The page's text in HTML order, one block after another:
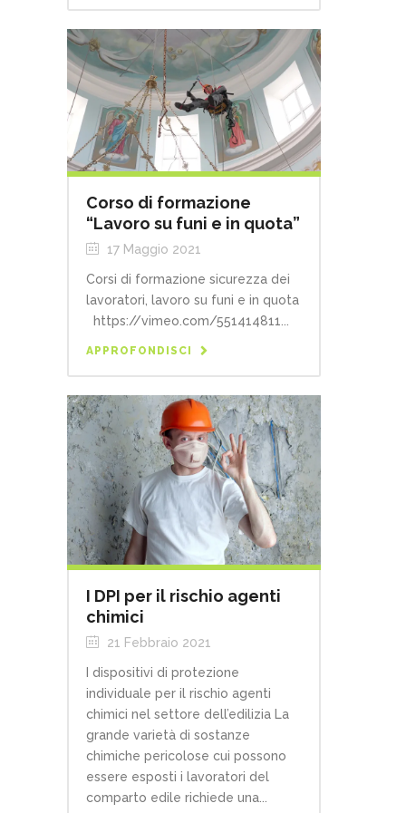
Corso di formazione
“Lavoro su funi e in quota”
17 Maggio 2021
Corsi di formazione sicurezza dei
lavoratori, lavoro su funi e in quota
https://vimeo.com/551414811...
APPROFONDISCI
I DPI per il rischio agenti
chimici
21 Febbraio 2021
I dispositivi di protezione
individuale per il rischio agenti
chimici nel settore dell’edilizia La
grande varietà di sostanze
chimiche pericolose cui possono
essere esposti i lavoratori del
comparto edile richiede una...